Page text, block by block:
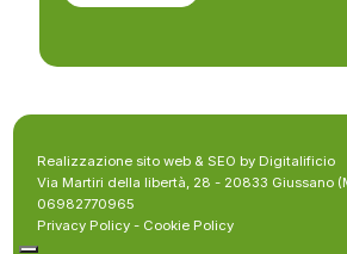
Realizzazione sito web & SEO by Digitalificio
Via Martiri della libertà, 28 - 20833 Giussano
06982770965
Privacy Policy - Cookie Policy